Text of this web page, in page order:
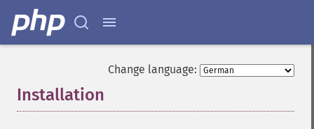
Change language:
Installation